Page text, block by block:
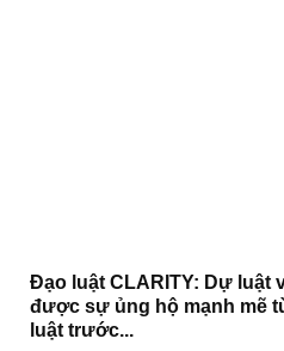
Đạo luật CLARITY: Dự luật
được sự ủng hộ mạnh mẽ
luật trước...